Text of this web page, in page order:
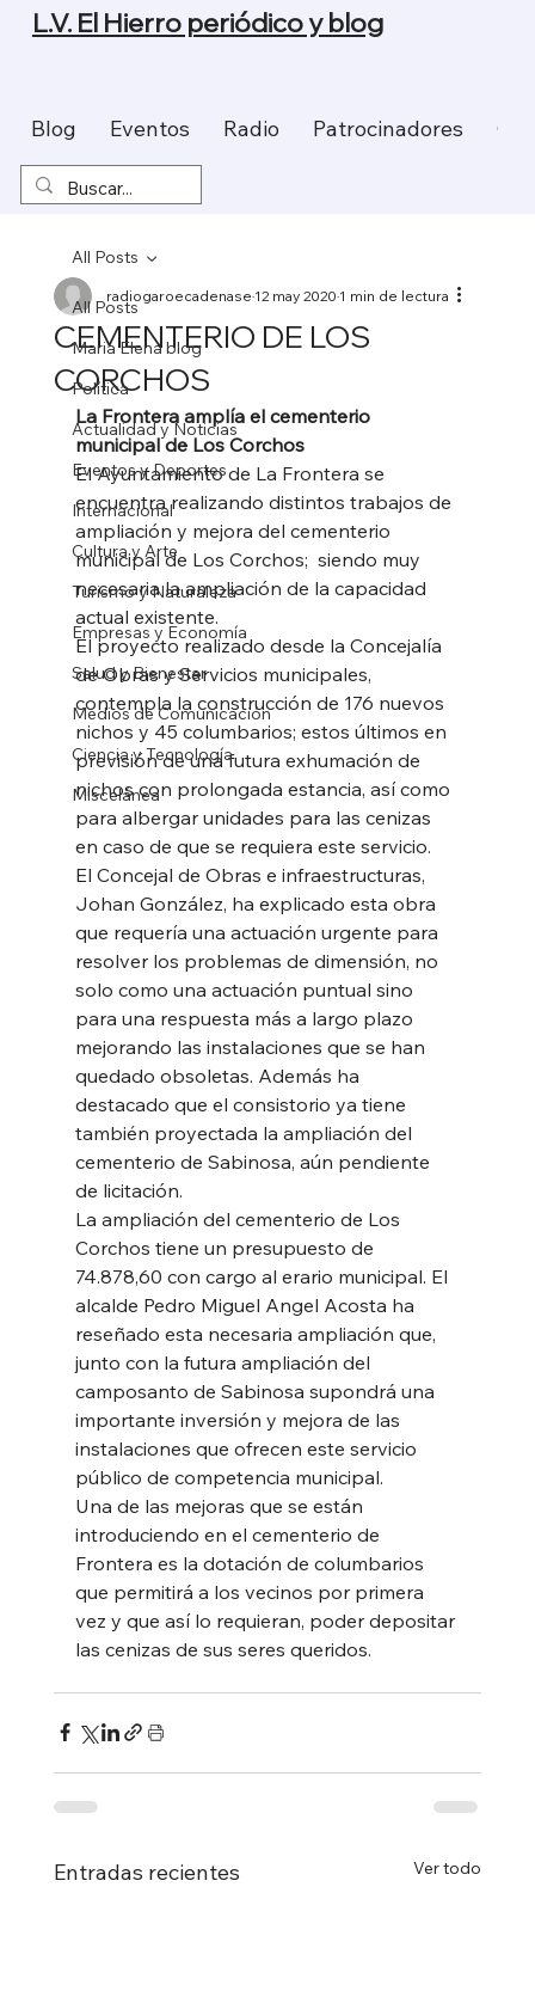
Blog Eventos Radio Patrocinadores
L.V. El Hierro periódico y blog
All Posts
Maria Elena blog
Política
Actualidad y Noticias
Eventos y Deportes
Internacional
Cultura y Arte
Turismo y Naturaleza
Empresas y Economía
Salud y Bienestar
Medios de Comunicación
Ciencia y Tecnología
Miscelánea
All Posts
CEMENTERIO DE LOS
CORCHOS
radiogaroecadenase12 may 20201 min de lectura
La Frontera amplía el cementerio
municipal de Los Corchos
El Ayuntamiento de La Frontera se
encuentra realizando distintos trabajos de
ampliación y mejora del cementerio
municipal de Los Corchos;  siendo muy
necesaria la ampliación de la capacidad
actual existente.
El proyecto realizado desde la Concejalía
de Obras y Servicios municipales,
contempla la construcción de 176 nuevos
nichos y 45 columbarios; estos últimos en
previsión de una futura exhumación de
nichos con prolongada estancia, así como
para albergar unidades para las cenizas
en caso de que se requiera este servicio.
El Concejal de Obras e infraestructuras,
Johan González, ha explicado esta obra
que requería una actuación urgente para
resolver los problemas de dimensión, no
solo como una actuación puntual sino
para una respuesta más a largo plazo
mejorando las instalaciones que se han
quedado obsoletas. Además ha
destacado que el consistorio ya tiene
también proyectada la ampliación del
cementerio de Sabinosa, aún pendiente
de licitación.
La ampliación del cementerio de Los
Corchos tiene un presupuesto de
74.878,60 con cargo al erario municipal. El
alcalde Pedro Miguel Angel Acosta ha
reseñado esta necesaria ampliación que,
junto con la futura ampliación del
camposanto de Sabinosa supondrá una
importante inversión y mejora de las
instalaciones que ofrecen este servicio
público de competencia municipal.
Una de las mejoras que se están
introduciendo en el cementerio de
Frontera es la dotación de columbarios
que permitirá a los vecinos por primera
vez y que así lo requieran, poder depositar
las cenizas de sus seres queridos.
Entradas recientes Ver todo